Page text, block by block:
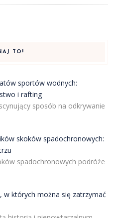
TO!
sportów wodnych:
i rafting
sposób na odkrywanie
skoków spadochronowych:
spadochronowych podróże
w których można się zatrzymać